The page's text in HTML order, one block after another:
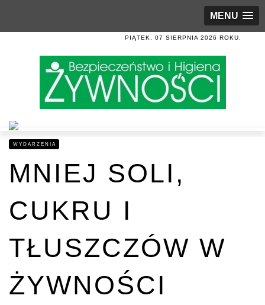
MENU
PIĄTEK, 07 SIERPNIA 2026 ROKU.
WYDARZENIA
MNIEJ SOLI,
CUKRU I
TŁUSZCZÓW W
ŻYWNOŚCI